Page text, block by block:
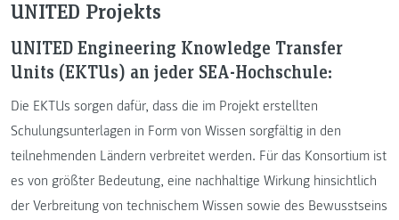
UNITED Projekts
UNITED Engineering Knowledge Transfer
Units (EKTUs) an jeder SEA-Hochschule:
Die EKTUs sorgen dafür, dass die im Projekt erstellten
Schulungsunterlagen in Form von Wissen sorgfältig in den
teilnehmenden Ländern verbreitet werden. Für das Konsortium ist
es von größter Bedeutung, eine nachhaltige Wirkung hinsichtlich
der Verbreitung von technischem Wissen sowie des Bewusstseins